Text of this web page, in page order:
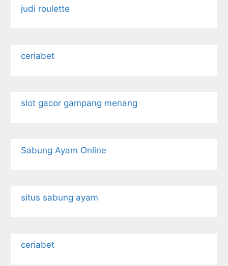
judi roulette
ceriabet
slot gacor gampang menang
Sabung Ayam Online
situs sabung ayam
ceriabet